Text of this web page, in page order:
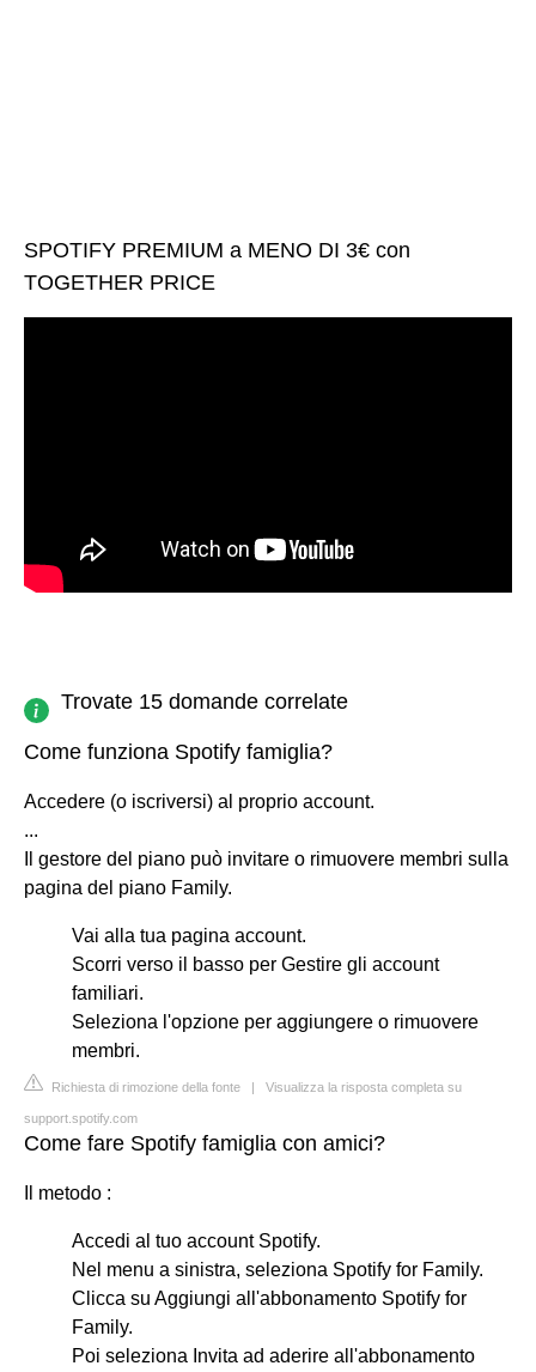
SPOTIFY PREMIUM a MENO DI 3€ con
TOGETHER PRICE
Trovate 15 domande correlate
Come funziona Spotify famiglia?
Accedere (o iscriversi) al proprio account.
...
Il gestore del piano può invitare o rimuovere membri sulla
pagina del piano Family.
Vai alla tua pagina account.
Scorri verso il basso per Gestire gli account
familiari.
Seleziona l'opzione per aggiungere o rimuovere
membri.
Richiesta di rimozione della fonte | Visualizza la risposta completa su
support.spotify.com
Come fare Spotify famiglia con amici?
Il metodo :
Accedi al tuo account Spotify.
Nel menu a sinistra, seleziona Spotify for Family.
Clicca su Aggiungi all'abbonamento Spotify for
Family.
Poi seleziona Invita ad aderire all'abbonamento